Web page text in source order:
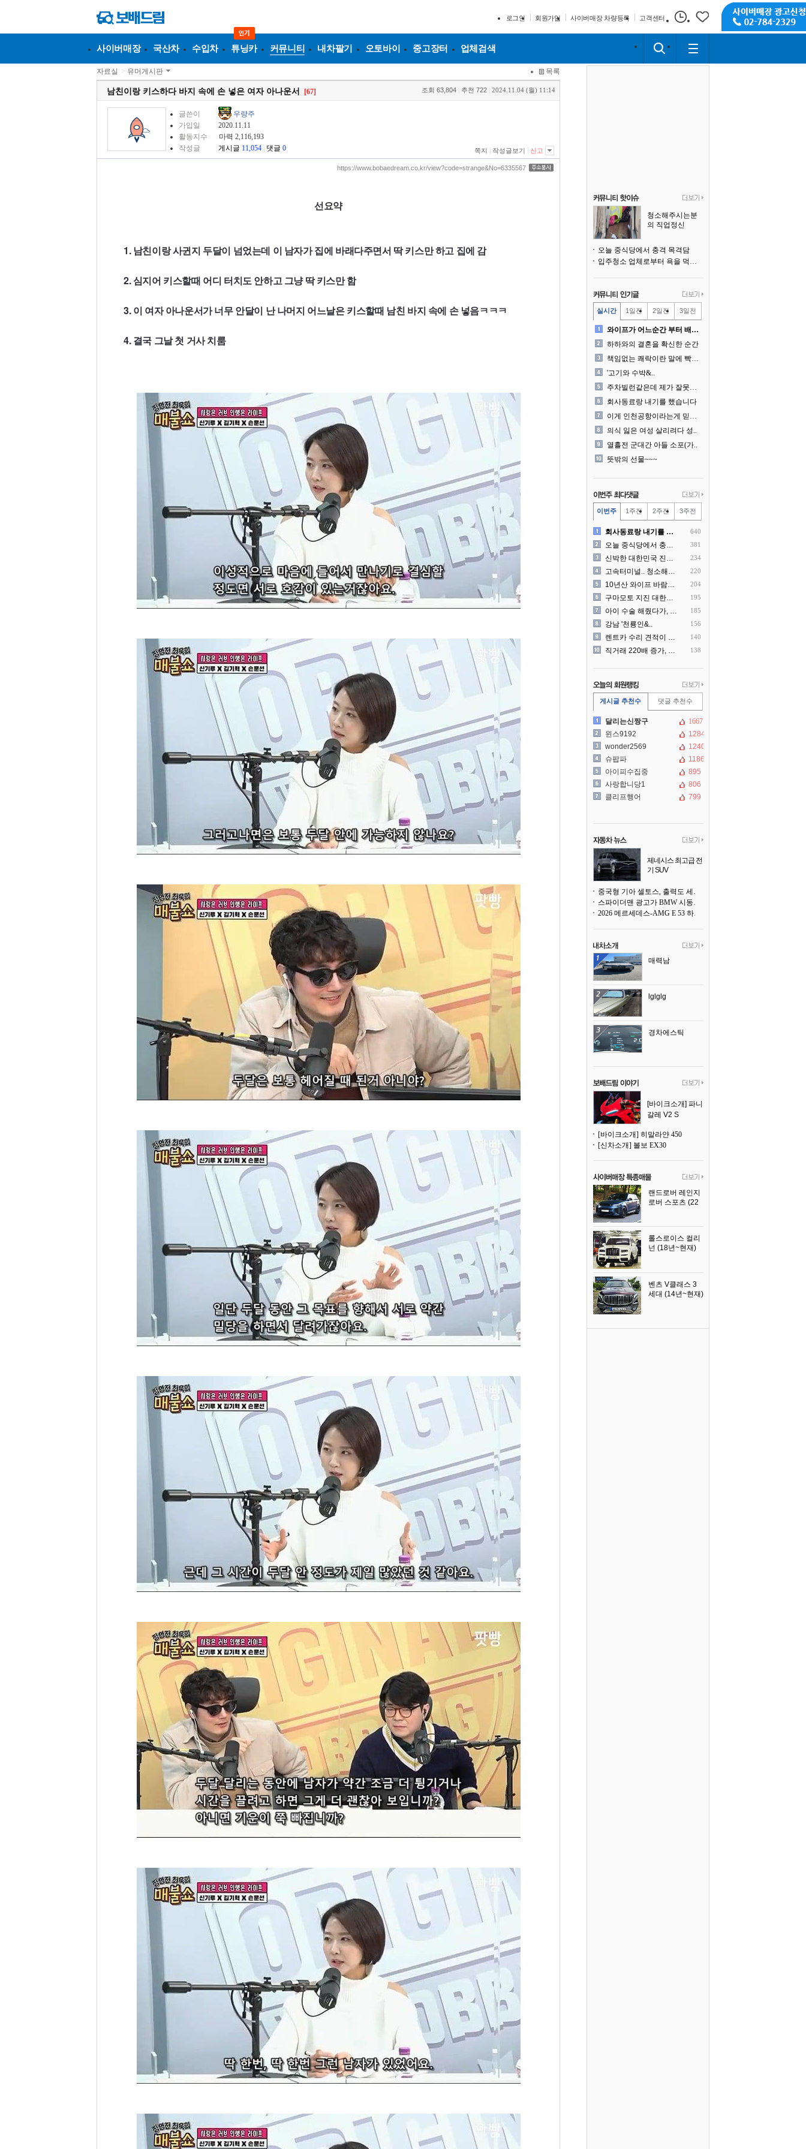
로그인 회원가입 사이버매장 차량등록 고객센터
사이버매장 국산차 수입차 튜닝카 커뮤니티 내차팔기 오토바이 중고장터 업체검색
자료실 > 유머게시판 목록
남친이랑 키스하다 바지 속에 손 넣은 여자 아나운서 [67] 조회 63,804 추천 722 2024.11.04 (월) 11:14
글쓴이
우량주
가입일
2020.11.11
활동지수
마력 2,116,193
작성글
게시글 11,054 댓글 0 쪽지 작성글보기 신고
https://www.bobaedream.co.kr/view?code=strange&No=6335567
선요약
1. 남친이랑 사귄지 두달이 넘었는데 이 남자가 집에 바래다주면서 딱 키스만 하고 집에 감
2. 심지어 키스할때 어디 터치도 안하고 그냥 딱 키스만 함
3. 이 여자 아나운서가 너무 안달이 난 나머지 어느날은 키스할때 남친 바지 속에 손 넣음ㅋㅋㅋ
4. 결국 그날 첫 거사 치룸
청소해주시는분
의 직업정신
오늘 중식당에서 충격 목격담
입주청소 업체로부터 욕을 먹고 있습니다
실시간 1일전 2일전 3일전
와이프가 어느순간 부터 배달..
하하와의 결혼을 확신한 순간
책임없는 쾌락이란 말에 빡친..
'고기와 수박&..
주차빌런같은데 제가 잘못한건..
회사동료랑 내기를 했습니다
이게 인천공항이라는게 믿겨지..
의식 잃은 여성 살리려다 성..
열흘전 군대간 아들 소포(가..
뜻밖의 선물~~~
이번주 1주전 2주전 3주전
회사동료랑 내기를 했습니다 640
오늘 중식당에서 충격 목격담 381
신박한 대한민국 진상 근황 234
고속터미널.. 청소해주시는.. 220
10년산 와이프 바람나서 이.. 204
구마모토 지진 대한항공 생수.. 195
아이 수술 해줬다가, 부모에.. 185
강남 '천룡인&.. 156
렌트카 수리 견적이 과한 것.. 140
직거래 220배 증가, 공인.. 138
게시글 추천수 댓글 추천수
달리는신짱구
1667
윈스9192
1284
wonder2569
1240
슈팝파
1186
아이피수집중
895
사랑합니당1
806
클리프행어
799
제네시스 최고급 전
기 SUV
중국형 기아 셀토스, 출력도 세지고 27인치 초대형 디스플레이까지
스파이더맨 광고가 BMW 시동화면을 점령하다, 오너들은 불만
2026 메르세데스-AMG E 53 하이브리드 왜건 시승기
매력남
lglglg
경차에스틱
[바이크소개] 파니
갈레 V2 S
[바이크소개] 히말라얀 450
[신차소개] 볼보 EX30
랜드로버 레인지
로버 스포츠 (22
롤스로이스 컬리
넌 (18년~현재)
벤츠 V클래스 3
세대 (14년~현재)